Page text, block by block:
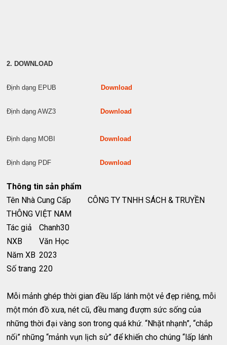
2. DOWNLOAD
Định dạng EPUB Download
Định dạng AWZ3 Download
Định dạng MOBI Download
Định dạng PDF Download
Thông tin sản phẩm
Tên Nhà Cung Cấp
CÔNG TY TNHH SÁCH & TRUYỀN
THÔNG VIỆT NAM
Tác giả
Chanh30
NXB
Văn Học
Năm XB 2023
Số trang 220
Mỗi mảnh ghép thời gian đều lấp lánh một vẻ đẹp riêng, mỗi
một món đồ xưa, nét cũ, đều mang đượm sức sống của
những thời đại vàng son trong quá khứ. “Nhặt nhạnh”, “chắp
nối” những “mảnh vụn lịch sử” để khiến cho chúng “lấp lánh